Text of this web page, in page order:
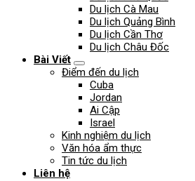
Du lịch Cà Mau
Du lịch Quảng Bình
Du lịch Cần Thơ
Du lịch Châu Đốc
Bài Viết
Điểm đến du lịch
Cuba
Jordan
Ai Cập
Israel
Kinh nghiệm du lịch
Văn hóa ẩm thực
Tin tức du lịch
Liên hệ